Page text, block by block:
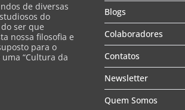
de diversas
do
ser que
nossa filosofia e
para o
“Cultura da
Blogs
Colaboradores
Contatos
Newsletter
Quem Somos